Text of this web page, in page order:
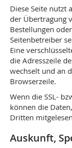
Diese Seite nutzt
der Übertragung
Bestellungen
Seitenbetreiber
Eine
die Adresszeile
wechselt und an
Browserzeile.
Wenn die SSL-
können die
Dritten
Auskunft,